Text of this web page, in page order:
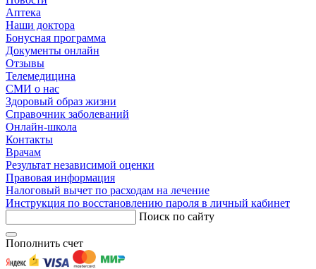
Аптека
Наши доктора
Бонусная программа
Документы онлайн
Отзывы
Телемедицина
СМИ о нас
Здоровый образ жизни
Справочник заболеваний
Онлайн-школа
Контакты
Врачам
Результат независимой оценки
Правовая информация
Налоговый вычет по расходам на лечение
Инструкция по восстановлению пароля в личный кабинет
Поиск по сайту
Пополнить счет